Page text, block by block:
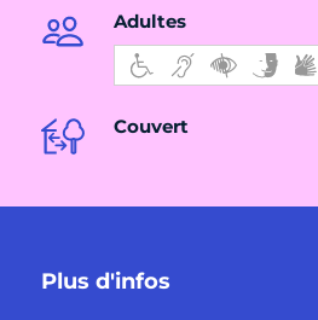
Adultes
Couvert
Plus d'infos